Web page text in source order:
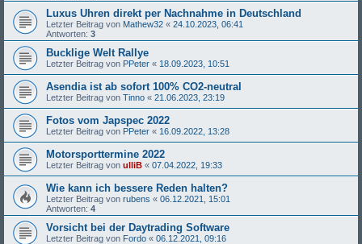
Luxus Uhren direkt per Nachnahme in Deutschland
Letzter Beitrag von Mathew32 « 24.10.2023, 06:41
Antworten: 3
Bucklige Welt Rallye
Letzter Beitrag von PPeter « 18.09.2023, 10:51
Asendia ist ab sofort 100% CO2-neutral
Letzter Beitrag von Tinno « 21.06.2023, 23:19
Fotos vom Japspec 2022
Letzter Beitrag von PPeter « 16.09.2022, 13:28
Motorsporttermine 2022
Letzter Beitrag von ulliB « 07.04.2022, 19:33
Wie kann ich bessere Reden halten?
Letzter Beitrag von rubens « 06.12.2021, 15:01
Antworten: 4
Vorsicht bei der Daytrading Software
Letzter Beitrag von Fordo « 06.12.2021, 09:16